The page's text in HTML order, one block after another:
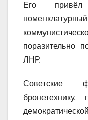
Его
поразительно
ЛНР.
Советские